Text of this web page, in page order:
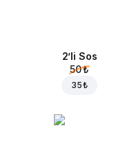
2’li Sos
50 ₺
35 ₺